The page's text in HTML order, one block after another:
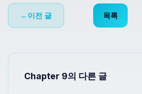
← 이전 글 목록
Chapter 9의 다른 글